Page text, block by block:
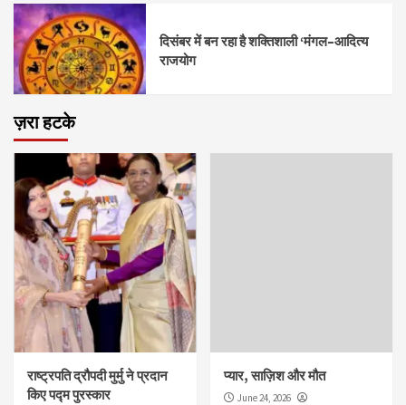
दिसंबर में बन रहा है शक्तिशाली ‘मंगल–आदित्य
राजयोग
ज़रा हटके
राष्ट्रपति द्रौपदी मुर्मु ने प्रदान
किए पद्म पुरस्कार
प्यार, साज़िश और मौत
June 24, 2026